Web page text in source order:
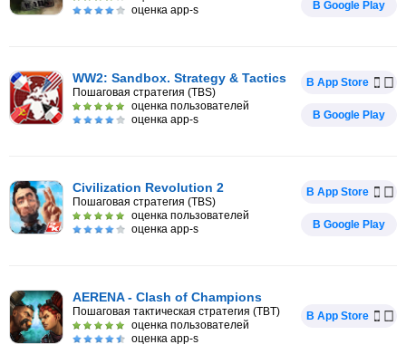
оценка app-s
В Google Play
WW2: Sandbox. Strategy & Tactics
Пошаговая стратегия (TBS)
оценка пользователей
оценка app-s
В App Store
В Google Play
Civilization Revolution 2
Пошаговая стратегия (TBS)
оценка пользователей
оценка app-s
В App Store
В Google Play
AERENA - Clash of Champions
Пошаговая тактическая стратегия (TBT)
оценка пользователей
оценка app-s
В App Store